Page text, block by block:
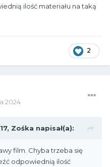
ilość materiału na taką
2
2024
Zośka napisał(a):
film. Chyba trzeba się
odpowiednią ilość